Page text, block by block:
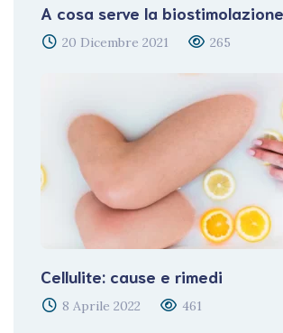
A cosa serve la
20 Dicembre 2021 265
Cellulite: cause e rimedi
8 Aprile 2022 461